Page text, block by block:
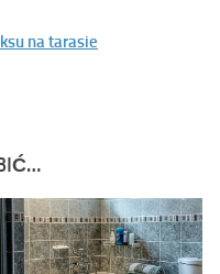
na tarasie